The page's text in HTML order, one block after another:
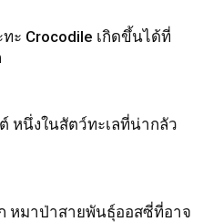
ะ Crocodile เกิดขึ้นได้ที่
หนึ่งในสัตว์ทะเลที่น่ากลัว
หมาป่าสายพันธุ์ออสซี่ที่อาจ